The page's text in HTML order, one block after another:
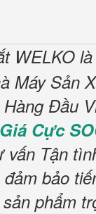
WELKO
Máy Sản
Đầu
Giá Cực
vấn Tận
bảo
phẩm